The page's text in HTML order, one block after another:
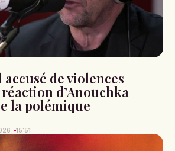
de violences
d’Anouchka
la polémique
15:51